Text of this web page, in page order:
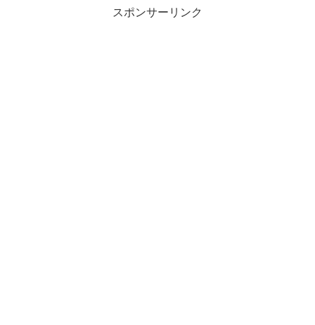
スポンサーリンク